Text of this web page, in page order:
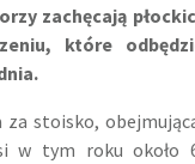
zachęcają
które
za stoisko,
w tym roku około